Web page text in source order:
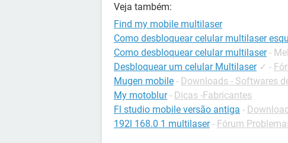
Veja também:
Find my mobile multilaser
Como desbloquear celular multilaser
Como desbloquear celular multilaser -
Desbloquear um celular Multilaser ✓ -
Mugen mobile - Downloads - Softwares
My motoblur - Dicas -Fabricantes
Fl studio mobile versão antiga -
192l 168.0 1 multilaser - Fórum